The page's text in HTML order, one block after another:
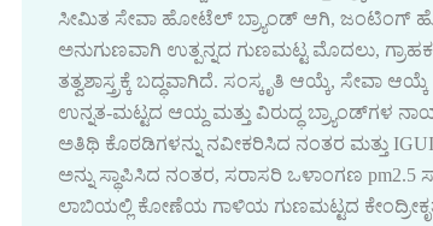
ಸೀಮಿತ ಸೇವಾ ಹೋಟೆಲ್ ಬ್ರ್ಯಾಂಡ್ ಆಗಿ, ಜಂಟಿಂಗ್
ಅನುಗುಣವಾಗಿ ಉತ್ಪನ್ನದ ಗುಣಮಟ್ಟ ಮೊದಲು,
ತತ್ವಶಾಸ್ತ್ರಕ್ಕೆ ಬದ್ಧವಾಗಿದೆ. ಸಂಸ್ಕೃತಿ ಆಯ್ಕೆ, ಸೇವಾ
ಉನ್ನತ-ಮಟ್ಟದ ಆಯ್ದ ಮತ್ತು ವಿರುದ್ಧ ಬ್ರ್ಯಾಂಡ್‌ಗಳ
ಅತಿಥಿ ಕೊಠಡಿಗಳನ್ನು ನವೀಕರಿಸಿದ ನಂತರ ಮತ್ತು
ಅನ್ನು ಸ್ಥಾಪಿಸಿದ ನಂತರ, ಸರಾಸರಿ ಒಳಾಂಗಣ
ಲಾಬಿಯಲ್ಲಿ ಕೋಣೆಯ ಗಾಳಿಯ ಗುಣಮಟ್ಟದ